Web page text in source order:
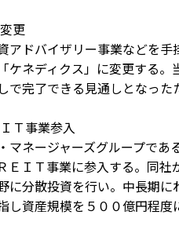
更
アドバイザリー事業などを
ケネディクス」に変更する
で完了できる見通しとなっ
Ｔ事業参入
マネージャーズグループで
ＥＩＴ事業に参入する。同
に分散投資を行い。中長期
し資産規模を５００億円程度